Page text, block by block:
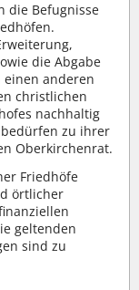
die Befugnisse
die Abgabe
einen anderen
christlichen
nachhaltig
zu ihrer
Oberkirchenrat.
Friedhöfe
örtlicher
geltenden
sind zu